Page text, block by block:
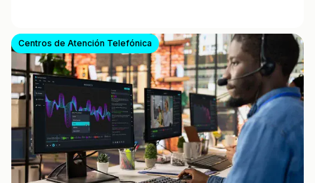
Centros de Atención Telefónica